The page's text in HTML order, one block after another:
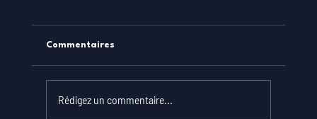
Commentaires
Rédigez un commentaire...